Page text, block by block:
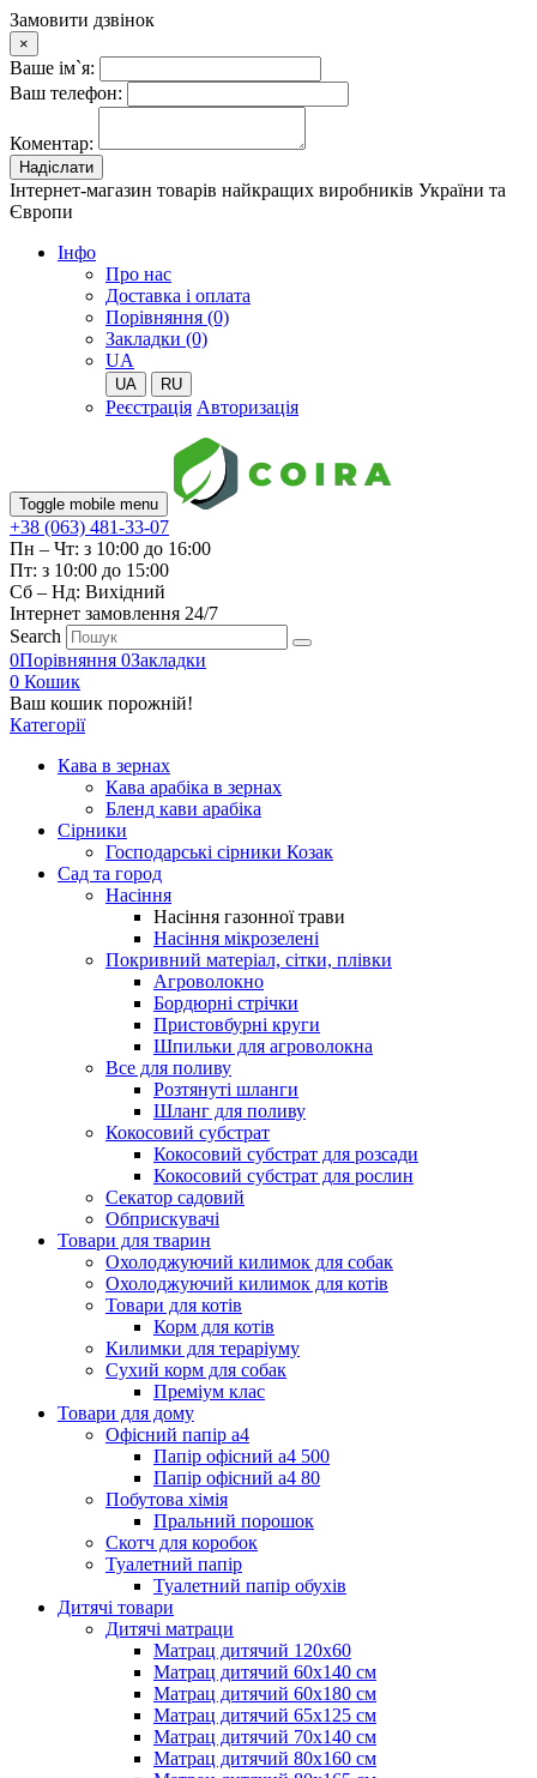
Замовити дзвінок
×
Ваше ім`я:
Ваш телефон:
Коментар:
Надіслати
Інтернет-магазин товарів найкращих виробників України та
Європи
Iнфо
Про нас
Доставка і оплата
Порівняння (0)
Закладки (0)
UA
UA RU
Реєстрація Авторизація
Toggle mobile menu
+38 (063) 481-33-07
Пн – Чт: з 10:00 до 16:00
Пт: з 10:00 до 15:00
Сб – Нд: Вихідний
Інтернет замовлення 24/7
Search
0Порівняння 0Закладки
0 Кошик
Ваш кошик порожній!
Категорії
Кава в зернах
Кава арабіка в зернах
Бленд кави арабіка
Сірники
Господарські сірники Козак
Сад та город
Насіння
Насіння газонної трави
Насіння мікрозелені
Покривний матеріал, сітки, плівки
Агроволокно
Бордюрні стрічки
Пристовбурні круги
Шпильки для агроволокна
Все для поливу
Розтянуті шланги
Шланг для поливу
Кокосовий субстрат
Кокосовий субстрат для розсади
Кокосовий субстрат для рослин
Секатор садовий
Обприскувачі
Товари для тварин
Охолоджуючий килимок для собак
Охолоджуючий килимок для котів
Товари для котів
Корм для котів
Килимки для тераріуму
Сухий корм для собак
Преміум клас
Товари для дому
Офісний папір а4
Папір офісний а4 500
Папір офісний а4 80
Побутова хімія
Пральний порошок
Скотч для коробок
Туалетний папір
Туалетний папір обухів
Дитячі товари
Дитячі матраци
Матрац дитячий 120х60
Матрац дитячий 60х140 см
Матрац дитячий 60х180 см
Матрац дитячий 65х125 см
Матрац дитячий 70х140 см
Матрац дитячий 80х160 см